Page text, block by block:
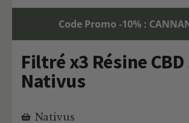
Code Promo -10% :
Filtré x3 Résine CBD
Nativus
Nativus